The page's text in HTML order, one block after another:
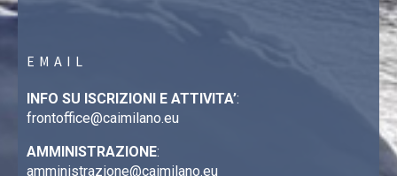
EMAIL
INFO SU ISCRIZIONI E ATTIVITA’:
frontoffice@caimilano.eu
AMMINISTRAZIONE:
amministrazione@caimilano.eu